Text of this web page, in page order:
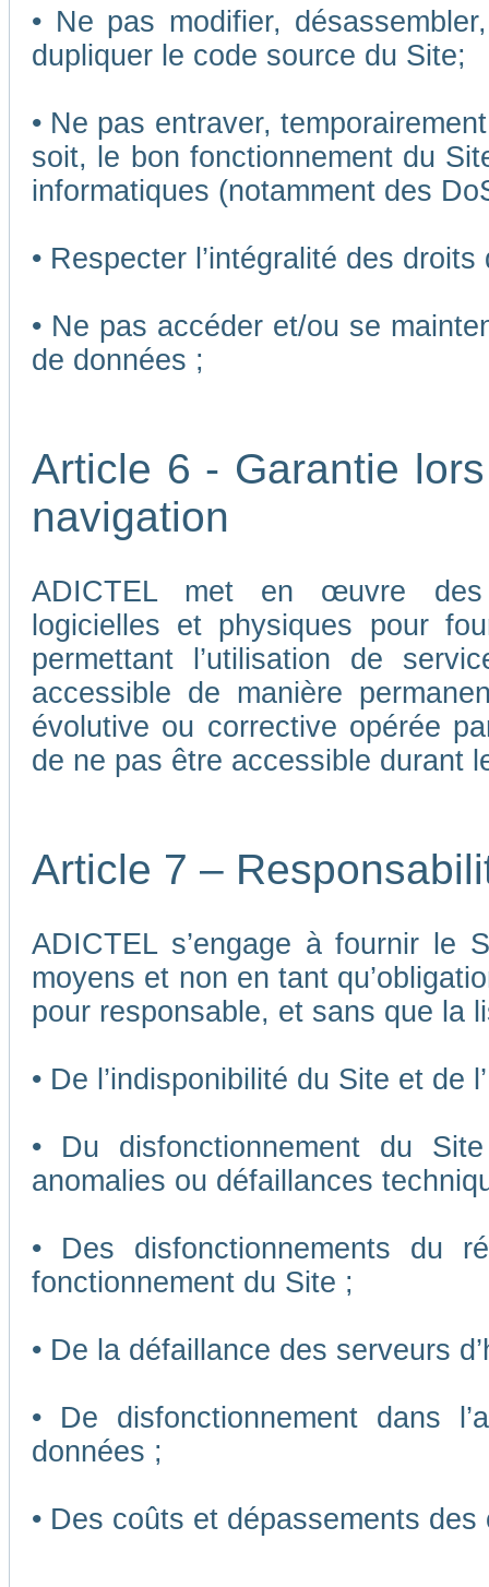
• Ne pas modifier,
dupliquer le code source du Site;
• Ne pas entraver,
soit, le bon fonctionnement du
informatiques (notamment des
• Respecter l’intégralité des
• Ne pas accéder et/ou se
de données ;
Article 6 - Garantie
navigation
ADICTEL met en œuvre des
logicielles et physiques pour
permettant l’utilisation de
accessible de manière
évolutive ou corrective opérée
de ne pas être accessible durant
Article 7 –
ADICTEL s’engage à fournir le
moyens et non en tant
pour responsable, et sans que la
• De l’indisponibilité du Site et de
• Du disfonctionnement du
anomalies ou défaillances
• Des disfonctionnements du
fonctionnement du Site ;
• De la défaillance des serveurs
• De disfonctionnement dans
données ;
• Des coûts et dépassements